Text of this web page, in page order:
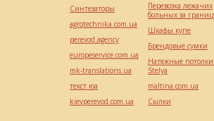
Синтезаторы
agrotechnika.com.ua
perevod.agency
europeservice.com.ua
mk-translations.ua
текст юа
kievperevod.com.ua
Перевозка лежачих
больных за
Шкафы купе
Брендовые сумки
Натяжные потолки
Stelya
maltina.com.ua
Cылки